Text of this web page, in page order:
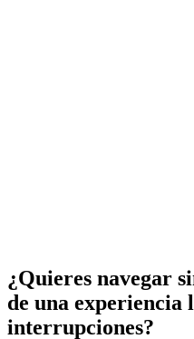
¿Quieres navegar
de una experiencia
interrupciones?